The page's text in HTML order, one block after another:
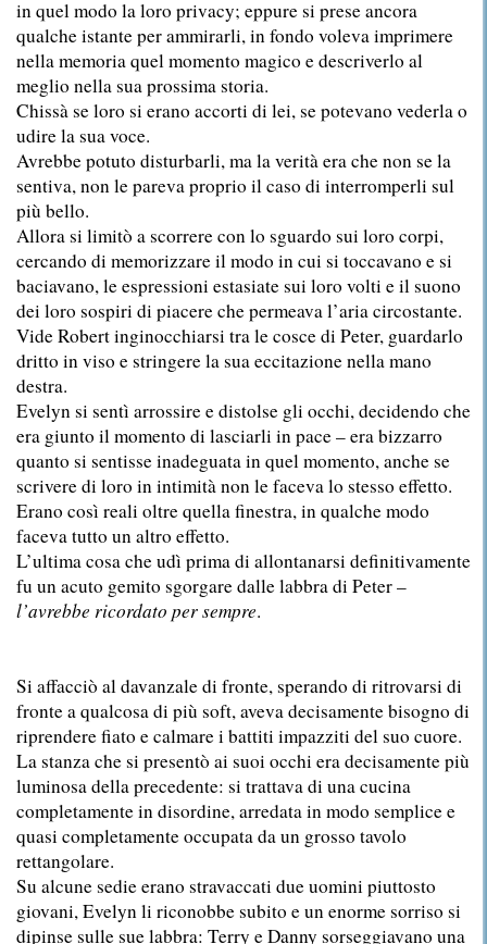
in quel modo la loro privacy; eppure si prese ancora
qualche istante per ammirarli, in fondo voleva imprimere
nella memoria quel momento magico e descriverlo al
meglio nella sua prossima storia.
Chissà se loro si erano accorti di lei, se potevano vederla o
udire la sua voce.
Avrebbe potuto disturbarli, ma la verità era che non se la
sentiva, non le pareva proprio il caso di interromperli sul
più bello.
Allora si limitò a scorrere con lo sguardo sui loro corpi,
cercando di memorizzare il modo in cui si toccavano e si
baciavano, le espressioni estasiate sui loro volti e il suono
dei loro sospiri di piacere che permeava l’aria circostante.
Vide Robert inginocchiarsi tra le cosce di Peter, guardarlo
dritto in viso e stringere la sua eccitazione nella mano
destra.
Evelyn si sentì arrossire e distolse gli occhi, decidendo che
era giunto il momento di lasciarli in pace – era bizzarro
quanto si sentisse inadeguata in quel momento, anche se
scrivere di loro in intimità non le faceva lo stesso effetto.
Erano così reali oltre quella finestra, in qualche modo
faceva tutto un altro effetto.
L’ultima cosa che udì prima di allontanarsi definitivamente
fu un acuto gemito sgorgare dalle labbra di Peter –
l’avrebbe ricordato per sempre.
Si affacciò al davanzale di fronte, sperando di ritrovarsi di
fronte a qualcosa di più soft, aveva decisamente bisogno di
riprendere fiato e calmare i battiti impazziti del suo cuore.
La stanza che si presentò ai suoi occhi era decisamente più
luminosa della precedente: si trattava di una cucina
completamente in disordine, arredata in modo semplice e
quasi completamente occupata da un grosso tavolo
rettangolare.
Su alcune sedie erano stravaccati due uomini piuttosto
giovani, Evelyn li riconobbe subito e un enorme sorriso si
dipinse sulle sue labbra: Terry e Danny sorseggiavano una